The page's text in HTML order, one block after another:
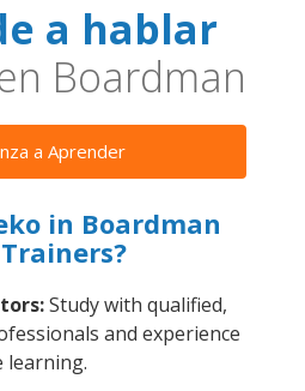
a hablar
Boardman
a Aprender
in Boardman
Study with qualified,
and experience
learning.